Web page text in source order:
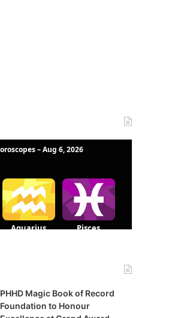
PHHD Magic Book of Record
Foundation to Honour